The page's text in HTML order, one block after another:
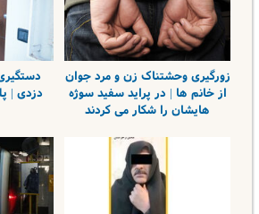
زورگیری وحشتناک زن و مرد جوان
از خانم ها | در پراید سفید سوژه
هایشان را شکار می کردند
دزدی |